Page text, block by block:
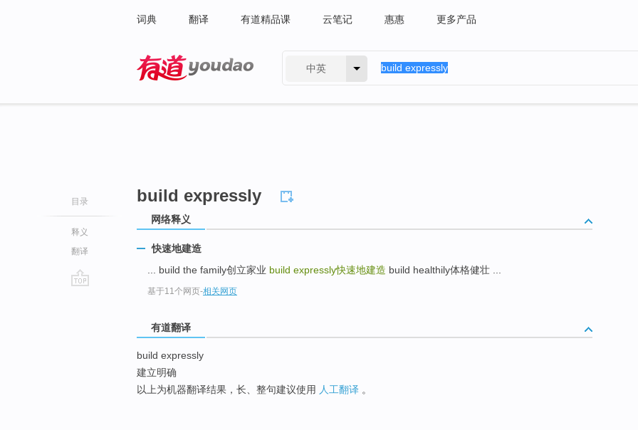
词典 翻译 有道精品课 云笔记 惠惠 更多产品
中英
目录
释义
翻译
build expressly
网络释义
快速地建造
... build the family创立家业 build expressly快速地建造 build healthily体格健壮 ...
基于11个网页-相关网页
有道翻译
build expressly
建立明确
以上为机器翻译结果，长、整句建议使用 人工翻译 。